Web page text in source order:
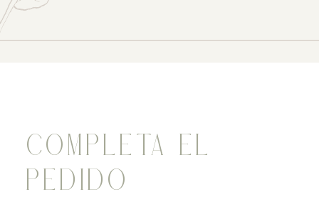
COMPLETA EL
PEDIDO